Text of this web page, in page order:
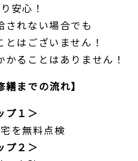
安心！
されない場合でも
はございません！
ることはありません！
繕までの流れ】
プ１＞
を無料点検
プ２＞